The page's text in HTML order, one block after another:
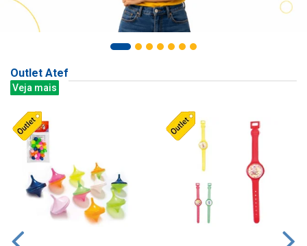
Outlet Atef
Veja mais